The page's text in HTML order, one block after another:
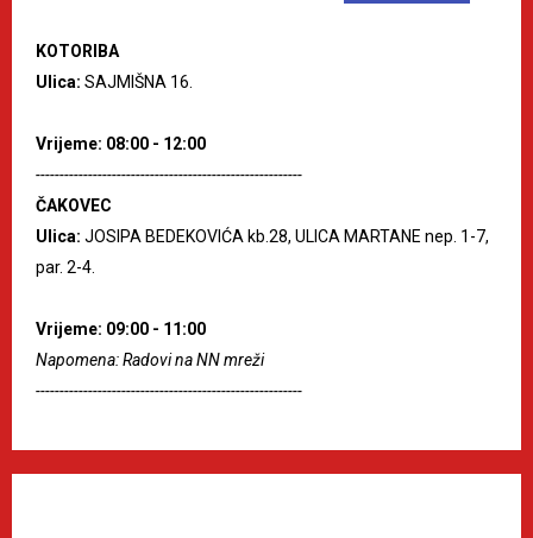
KOTORIBA
Ulica: SAJMIŠNA 16.
Vrijeme: 08:00 - 12:00
--------------------------------------------------------
ČAKOVEC
Ulica: JOSIPA BEDEKOVIĆA kb.28, ULICA MARTANE nep. 1-7,
par. 2-4.
Vrijeme: 09:00 - 11:00
Napomena: Radovi na NN mreži
--------------------------------------------------------